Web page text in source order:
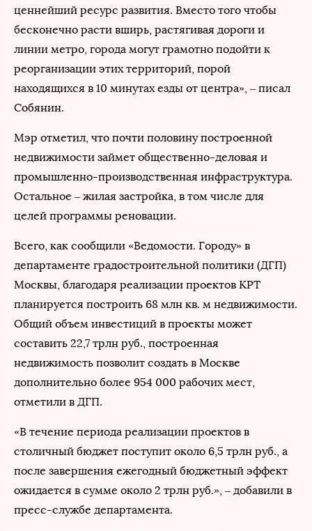
ценнейший ресурс развития. Вместо того чтобы
бесконечно расти вширь, растягивая дороги и
линии метро, города могут грамотно подойти к
реорганизации этих территорий, порой
находящихся в 10 минутах езды от центра», – писал
Собянин.
Мэр отметил, что почти половину построенной
недвижимости займет общественно-деловая и
промышленно-производственная инфраструктура.
Остальное – жилая застройка, в том числе для
целей программы реновации.
Всего, как сообщили «Ведомости. Городу» в
департаменте градостроительной политики (ДГП)
Москвы, благодаря реализации проектов КРТ
планируется построить 68 млн кв. м недвижимости.
Общий объем инвестиций в проекты может
составить 22,7 трлн руб., построенная
недвижимость позволит создать в Москве
дополнительно более 954 000 рабочих мест,
отметили в ДГП.
«В течение периода реализации проектов в
столичный бюджет поступит около 6,5 трлн руб., а
после завершения ежегодный бюджетный эффект
ожидается в сумме около 2 трлн руб.», – добавили в
пресс-службе департамента.